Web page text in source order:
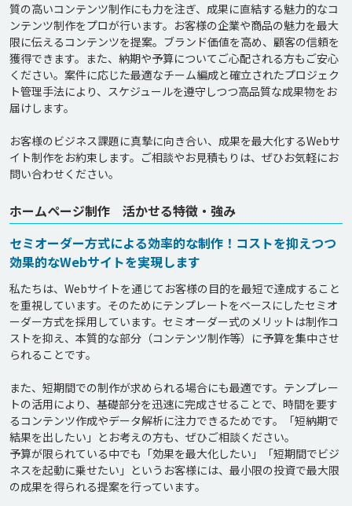
質の高いコンテンツ制作にも力を注ぎ、成果に直結する魅力的なコ
ンテンツ制作をプロが行います。お客様の企業や商品の魅力を最大
限に伝えるコンテンツを提案。ブランド価値を高め、顧客の信頼を
獲得できます。また、納期や予算についてご心配される方もご安心
ください。案件に応じた最適なチーム編成と確立されたプロジェク
ト管理手法により、スケジュールを遵守しつつ高品質な成果物をお
届けします。
お客様のビジネス課題に真摯に向き合い、成果を最大化するWebサ
イト制作をお約束します。ご相談やお見積もりは、ぜひお気軽にお
ホームページ制作 活かせる特徴・強み
セミオーダー方式による効率的な制作！コストを抑えつつ
効果的なWebサイトを実現します
私たちは、Webサイトを通じてお客様の目的を最短で達成すること
を重視しています。そのためにテンプレートをベースにしたセミオ
ーダー方式を採用しています。セミオーダー式のメリットは制作コ
ストを抑え、本質的な部分（コンテンツ制作等）に予算を集中させ
られることです。
また、短期間での制作が求められる場合にも最適です。テンプレー
トの活用により、基礎部分を迅速に完成させることで、時間を要す
るコンテンツ作成やデータ解析に注力できるためです。「短納期で
結果を出したい」とお考えの方も、ぜひご相談ください。
予算が限られている中でも「効果を最大化したい」「短期間でビジ
ネスを起動に乗せたい」というお客様には、最小限の投資で最大限
の成果を得られる提案を行っています。